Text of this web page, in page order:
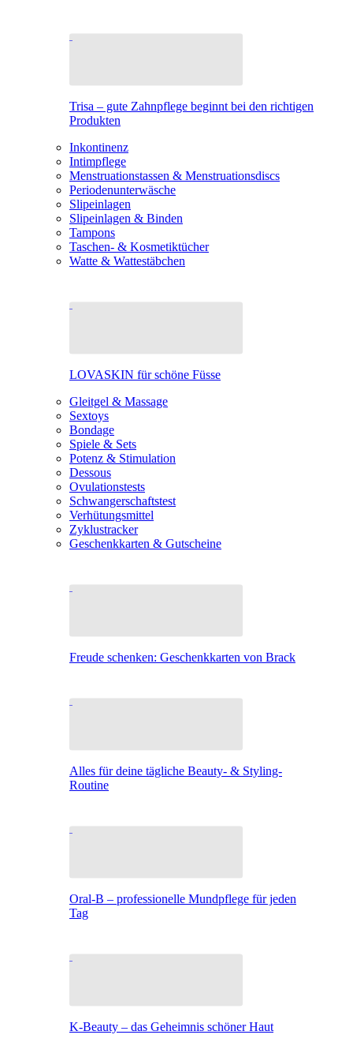
Trisa – gute Zahnpflege beginnt bei den richtigen
Produkten
Inkontinenz
Intimpflege
Menstruationstassen & Menstruationsdiscs
Periodenunterwäsche
Slipeinlagen
Slipeinlagen & Binden
Tampons
Taschen- & Kosmetiktücher
Watte & Wattestäbchen
LOVASKIN für schöne Füsse
Gleitgel & Massage
Sextoys
Bondage
Spiele & Sets
Potenz & Stimulation
Dessous
Ovulationstests
Schwangerschaftstest
Verhütungsmittel
Zyklustracker
Geschenkkarten & Gutscheine
Freude schenken: Geschenkkarten von Brack
Alles für deine tägliche Beauty- & Styling-
Routine
Oral-B – professionelle Mundpflege für jeden
Tag
K-Beauty – das Geheimnis schöner Haut